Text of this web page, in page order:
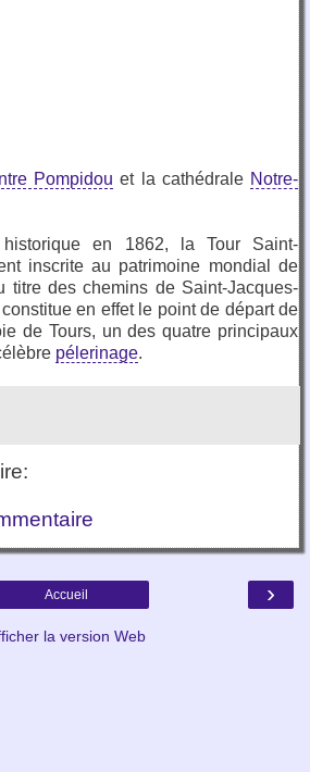
Pompidou et la cathédrale Notre-
historique en 1862, la Tour Saint-
inscrite au patrimoine mondial de
titre des chemins de Saint-Jacques-
en effet le point de départ de
de Tours, un des quatre principaux
pélerinage.
›
Accueil
la version Web